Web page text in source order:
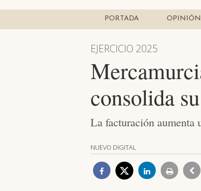
PORTADA OPINIÓN
EJERCICIO 2025
consolida
La facturación aumenta
NUEVO DIGITAL